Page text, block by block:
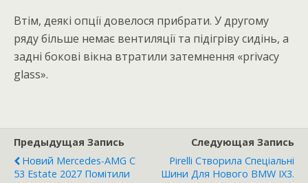
Втім, деякі опції довелося прибрати. У другому
ряду більше немає вентиляції та підігріву сидінь, а
задні бокові вікна втратили затемнення «privacy
glass».
Предыдущая Запись
Новий Mercedes-AMG C
53 Estate 2027 Помітили
Следующая Запись
Pirelli Створила Спеціальні
Шини Для Нового BMW IX3.